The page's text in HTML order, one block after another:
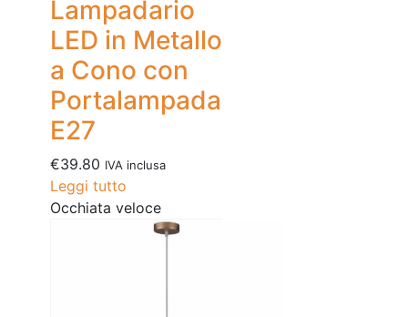
Lampadario
LED in Metallo
a Cono con
Portalampada
E27
€39.80 IVA inclusa
Leggi tutto
Occhiata veloce